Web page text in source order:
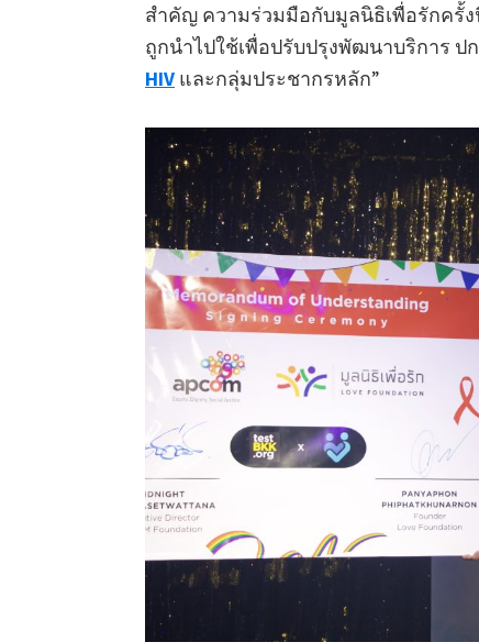
สำคัญ ความร่วมมือกับมูลนิธิเพื่อรักครั้
ถูกนำไปใช้เพื่อปรับปรุงพัฒนาบริการ
HIV และกลุ่มประชากรหลัก”